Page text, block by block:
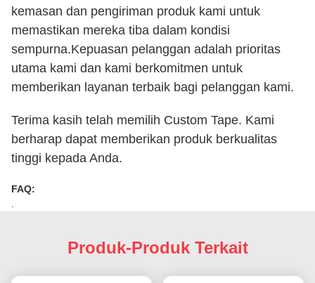
kemasan dan pengiriman produk kami untuk
memastikan mereka tiba dalam kondisi
sempurna.Kepuasan pelanggan adalah prioritas
utama kami dan kami berkomitmen untuk
memberikan layanan terbaik bagi pelanggan kami.
Terima kasih telah memilih Custom Tape. Kami
berharap dapat memberikan produk berkualitas
tinggi kepada Anda.
FAQ:
Produk-Produk Terkait